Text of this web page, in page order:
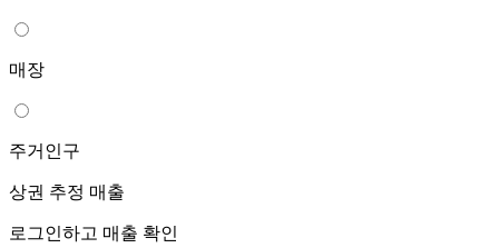
매장
주거인구
상권 추정 매출
로그인하고 매출 확인